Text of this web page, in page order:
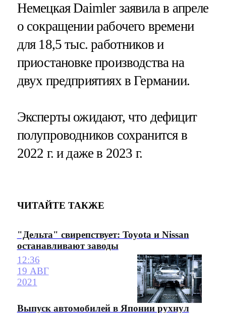
Немецкая Daimler заявила в апреле
о сокращении рабочего времени
для 18,5 тыс. работников и
приостановке производства на
двух предприятиях в Германии.
Эксперты ожидают, что дефицит
полупроводников сохранится в
2022 г. и даже в 2023 г.
ЧИТАЙТЕ ТАКЖЕ
"Дельта" свирепствует: Toyota и Nissan
останавливают заводы
12:36
19 АВГ
2021
Выпуск автомобилей в Японии рухнул